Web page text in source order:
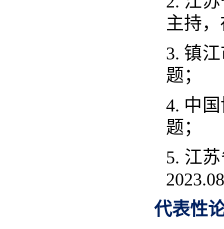
主持
3. 镇
题；
4. 中
题；
5. 江
2023.08
代表性